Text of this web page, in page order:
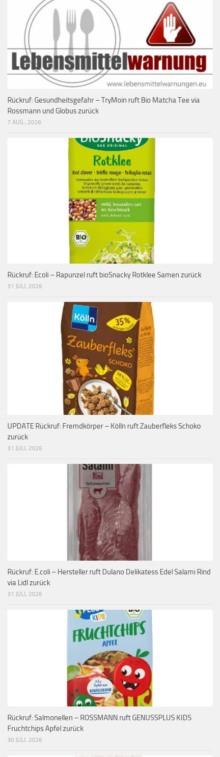
Rückruf: Gesundheitsgefahr – TryMoin ruft Bio Matcha Tee via
Rossmann und Globus zurück
7 AUG., 2026
Rückruf: Ecoli – Rapunzel ruft bioSnacky Rotklee Samen zurück
31 JULI, 2026
UPDATE Rückruf: Fremdkörper – Kölln ruft Zauberfleks Schoko
zurück
31 JULI, 2026
Rückruf: E.coli – Hersteller ruft Dulano Delikatess Edel Salami Rind
via Lidl zurück
31 JULI, 2026
Rückruf: Salmonellen – ROSSMANN ruft GENUSSPLUS KIDS
Fruchtchips Apfel zurück
30 JULI, 2026